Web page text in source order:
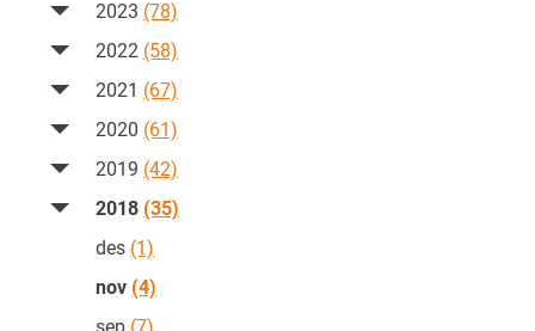
2023 (78)
2022 (58)
2021 (67)
2020 (61)
2019 (42)
2018 (35)
des (1)
nov (4)
sep (7)